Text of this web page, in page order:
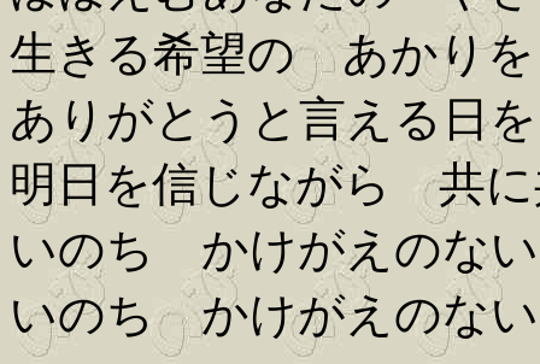
生きる希望の あかり
ありがとうと言える日
明日を信じながら 共に
いのち かけがえのな
いのち かけがえのな